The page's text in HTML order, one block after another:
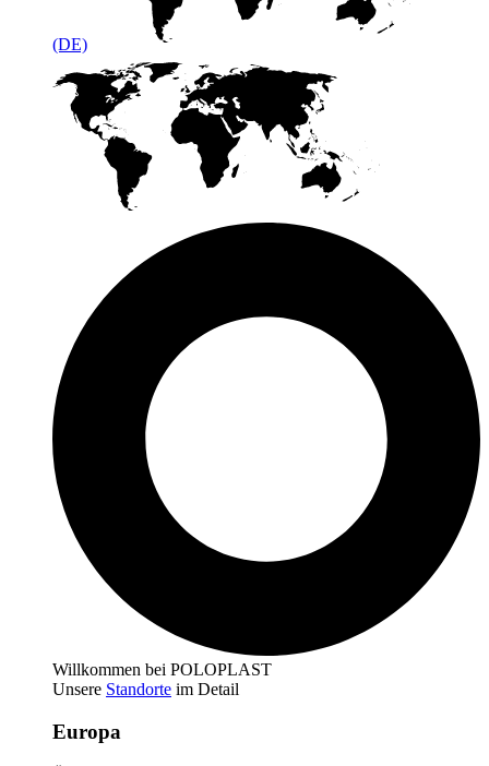
(DE)
Willkommen bei POLOPLAST
Unsere Standorte im Detail
Europa